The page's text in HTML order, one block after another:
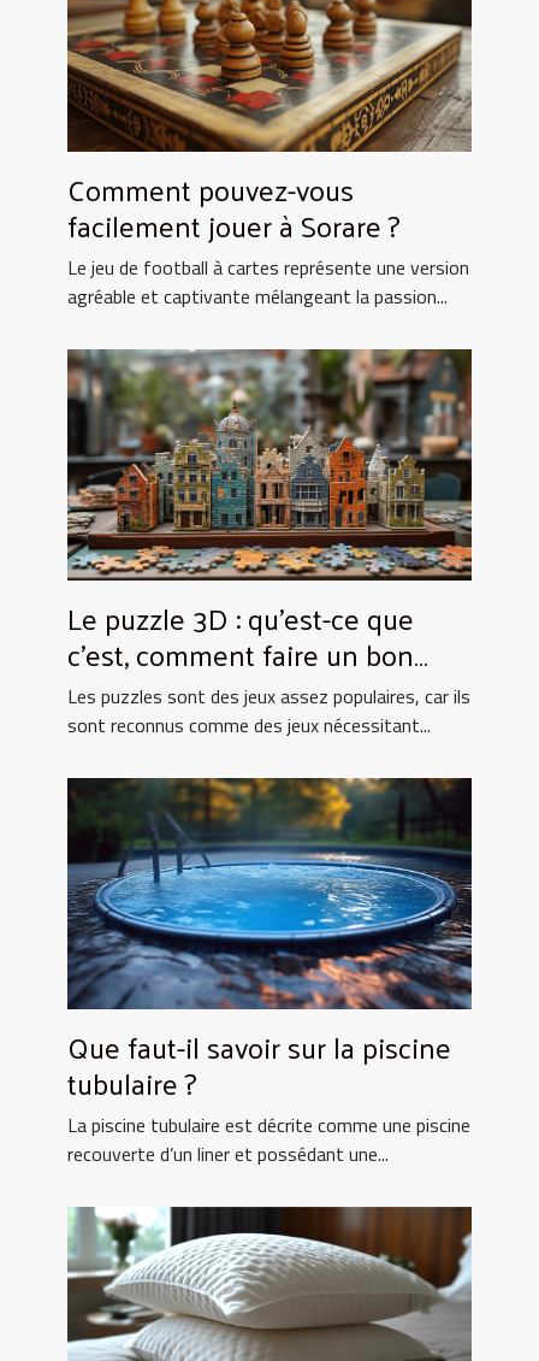
Comment pouvez-vous
facilement jouer à Sorare ?
Le jeu de football à cartes représente une version
agréable et captivante mélangeant la passion...
Le puzzle 3D : qu’est-ce que
c’est, comment faire un bon
choix ?
Les puzzles sont des jeux assez populaires, car ils
sont reconnus comme des jeux nécessitant...
Que faut-il savoir sur la piscine
tubulaire ?
La piscine tubulaire est décrite comme une piscine
recouverte d’un liner et possédant une...